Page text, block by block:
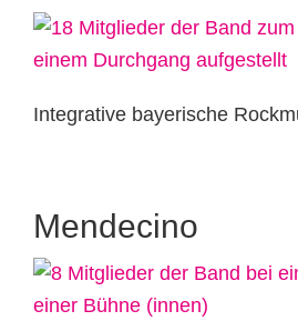
Integrative bayerische
Mendecino